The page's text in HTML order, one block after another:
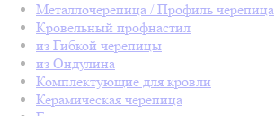
Металлочерепица / Профиль черепица
Кровельный профнастил
из Гибкой черепицы
из Ондулина
Комплектующие для кровли
Керамическая черепица